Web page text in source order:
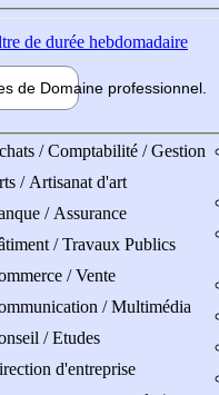
de durée hebdomadaire
de Domaine professionnel
/ Comptabilité / Gestion
/ Artisanat d'art
/ Assurance
/ Travaux Publics
/ Vente
/ Multimédia
/ Etudes
d'entreprise